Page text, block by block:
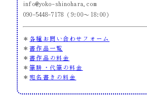
info@yoko-shinohara.com
090-5448-7178（9:00～18:00）
＊ 各種お問い合わせフォーム
＊書作品一覧
＊書作品の料金
＊筆耕・代筆の料金
＊宛名書きの料金